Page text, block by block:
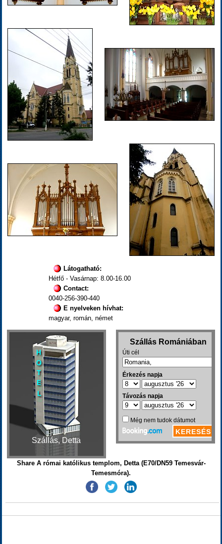
Látogatható:
Hétfő - Vasárnap: 8.00-16.00
Contact:
0040-256-390-440
E nyelveken hívhat:
magyar, román, német
Szállás, Detta
Share A római katólikus templom, Detta (E70/DN59 Temesvár-
Temesmóra).